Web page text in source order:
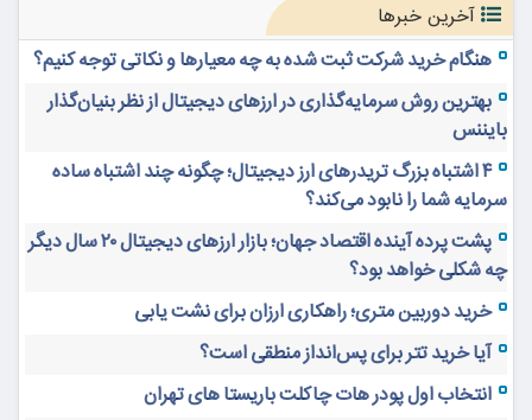
آخرین خبرها
هنگام خرید شرکت ثبت شده به چه معیارها و نکاتی توجه کنیم؟
بهترین روش سرمایه‌گذاری در ارزهای دیجیتال از نظر بنیان‌گذار
بایننس
۴ اشتباه بزرگ تریدرهای ارز دیجیتال؛ چگونه چند اشتباه ساده
سرمایه شما را نابود می‌کند؟
پشت پرده آینده اقتصاد جهان؛ بازار ارزهای دیجیتال ۲۰ سال دیگر
چه شکلی خواهد بود؟
خرید دوربین متری؛ راهکاری ارزان برای نشت یابی
آیا خرید تتر برای پس‌انداز منطقی است؟
انتخاب اول پودر هات چاکلت باریستا های تهران